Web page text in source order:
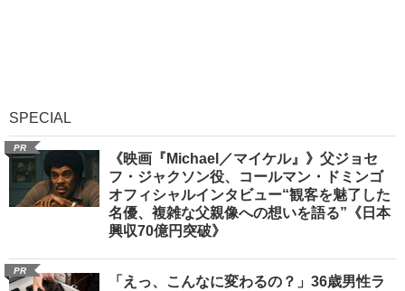
SPECIAL
PR
《映画『Michael／マイケル』》父ジョセ
フ・ジャクソン役、コールマン・ドミンゴ
オフィシャルインタビュー“観客を魅了した
名優、複雑な父親像への想いを語る”《日本
興収70億円突破》
PR
「えっ、こんなに変わるの？」36歳男性ラ